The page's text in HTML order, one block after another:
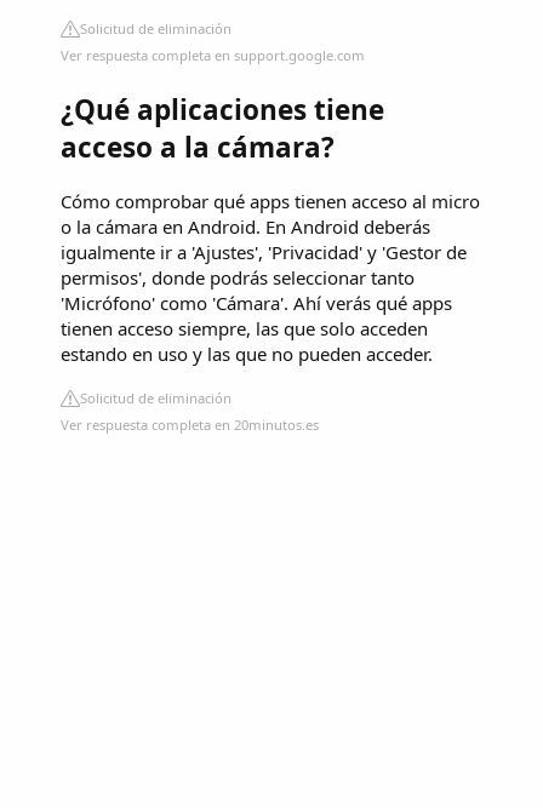
Solicitud de eliminación
Ver respuesta completa en support.google.com
¿Qué aplicaciones tiene
acceso a la cámara?
Cómo comprobar qué apps tienen acceso al micro
o la cámara en Android. En Android deberás
igualmente ir a 'Ajustes', 'Privacidad' y 'Gestor de
permisos', donde podrás seleccionar tanto
'Micrófono' como 'Cámara'. Ahí verás qué apps
tienen acceso siempre, las que solo acceden
estando en uso y las que no pueden acceder.
Solicitud de eliminación
Ver respuesta completa en 20minutos.es